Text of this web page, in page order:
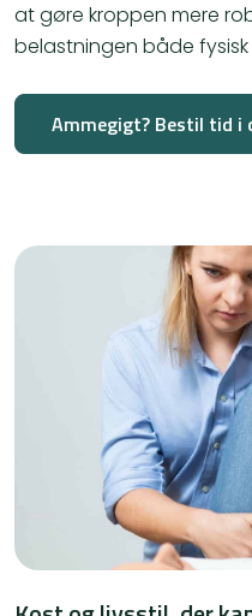
at gøre kroppen mere
belastningen både
Ammegigt? Bestil tid i